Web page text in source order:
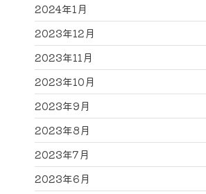
2024年1月
2023年12月
2023年11月
2023年10月
2023年9月
2023年8月
2023年7月
2023年6月